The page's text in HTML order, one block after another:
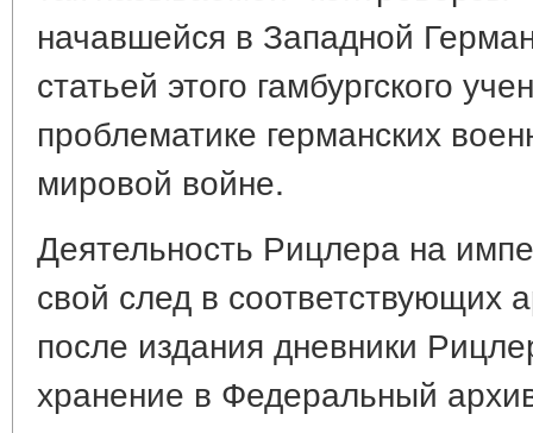
начавшейся в Западной
статьей этого гамбургского
проблематике германских
мировой войне.
Деятельность Рицлера на
свой след в соответствующих
после издания дневники
хранение в Федеральный